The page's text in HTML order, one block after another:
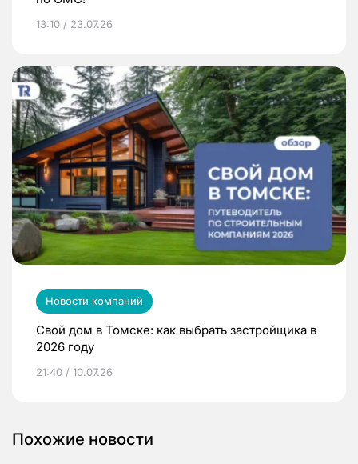
13:10 / 23.07.26
Новости компаний
Свой дом в Томске: как выбрать застройщика в
2026 году
21:40 / 10.07.26
Похожие новости